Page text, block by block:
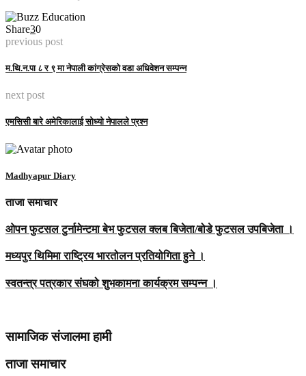
Share30
previous post
म.थि.न.पा ८ र ९ मा नेपाली कांग्रेसको वडा अधिवेशन सम्पन्न
next post
एमसिसी बारे अमेरिकालाई सोध्यो नेपालले प्रश्न
Madhyapur Diary
ताजा समाचार
ओपन फुटसल टुर्नामेन्टमा बेभ फुटसल क्लब बिजेता/बोडे फुटसल उपबिजेता ।
मध्यपुर थिमिमा राष्ट्रिय भारतोलन प्रतियोगिता हुने ।
स्वतन्त्र पत्रकार संघको शुभकामना कार्यक्रम सम्पन्न ।
सामाजिक संजालमा हामी
ताजा समाचार